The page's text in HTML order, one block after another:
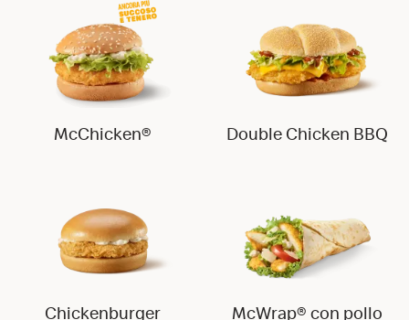
McChicken® Double Chicken BBQ
Chickenburger
McWrap® con pollo